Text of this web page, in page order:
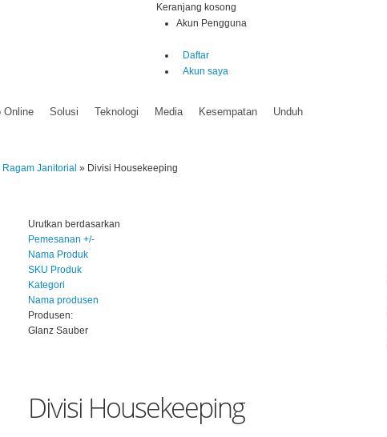
Keranjang kosong
Akun Pengguna
Daftar
Akun saya
Online Solusi Teknologi Media Kesempatan Unduh
Ragam Janitorial » Divisi Housekeeping
Urutkan berdasarkan
Pemesanan +/-
Nama Produk
SKU Produk
Kategori
Nama produsen
Produsen:
Glanz Sauber
Divisi Housekeeping